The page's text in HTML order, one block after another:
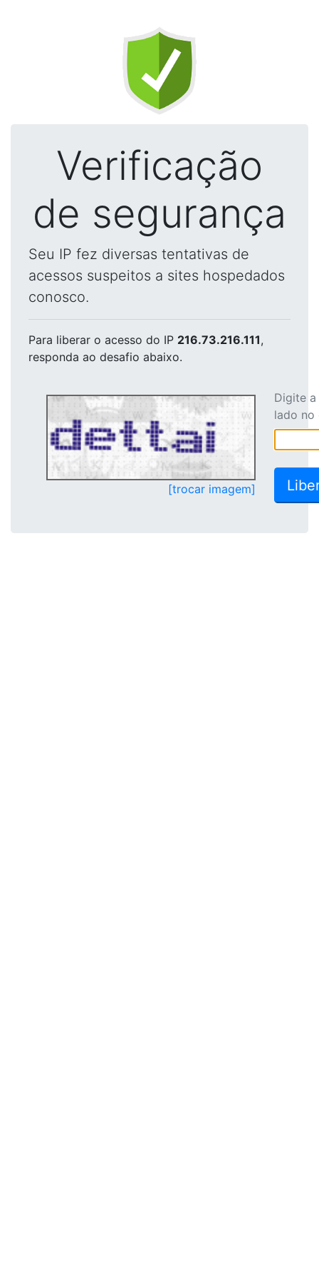
Verificação
de segurança
Seu IP fez diversas tentativas de
acessos suspeitos a sites hospedados
conosco.
Para liberar o acesso do IP 216.73.216.111,
responda ao desafio abaixo.
[trocar imagem]
Digite
lado no